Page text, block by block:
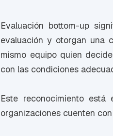
Evaluación bottom-up
evaluación y otorgan una
mismo equipo quien
con las condiciones
Este reconocimiento
organizaciones cuenten